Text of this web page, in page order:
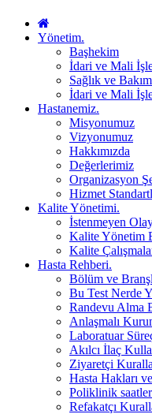
Yönetim.
Başhekim
İdari ve Mali
Sağlık ve
İdari ve Mali
Hastanemiz.
Misyonumuz
Vizyonumuz
Hakkımızda
Değerlerimiz
Organizasyon
Hizmet
Kalite Yönetimi.
İstenmeyen
Kalite Yönetim
Kalite
Hasta Rehberi.
Bölüm ve
Bu Test Nerde
Randevu Alma
Anlaşmalı
Laboratuar
Akılcı İlaç
Ziyaretçi
Hasta Hakları
Poliklinik
Refakatçı